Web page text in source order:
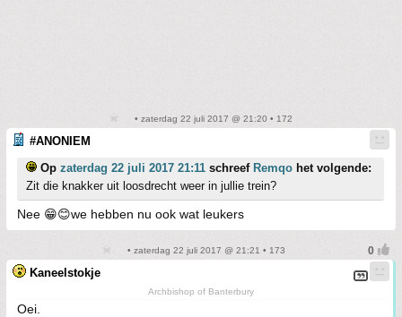
• zaterdag 22 juli 2017 @ 21:20 • 172
#ANONIEM
Op zaterdag 22 juli 2017 21:11 schreef Remqo het volgende:
Zit die knakker uit loosdrecht weer in jullie trein?
Nee 😁😊we hebben nu ook wat leukers
• zaterdag 22 juli 2017 @ 21:21 • 173
Kaneelstokje
Archbishop of Banterbury
Oei.